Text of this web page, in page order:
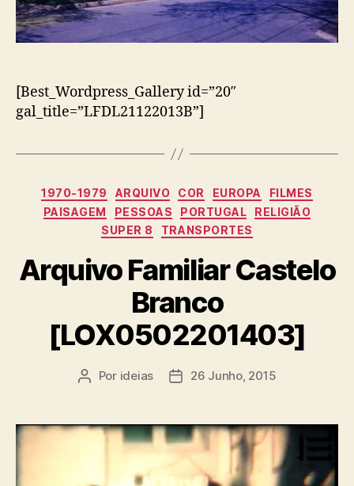
[Best_Wordpress_Gallery id=”20″
gal_title=”LFDL21122013B”]
Categorias
1970-1979 ARQUIVO COR EUROPA
FILMES
PAISAGEM
PESSOAS PORTUGAL
RELIGIÃO
SUPER 8
TRANSPORTES
Arquivo Familiar Castelo
Branco
[LOX0502201403]
Autor
Por ideias
Data26 Junho, 2015